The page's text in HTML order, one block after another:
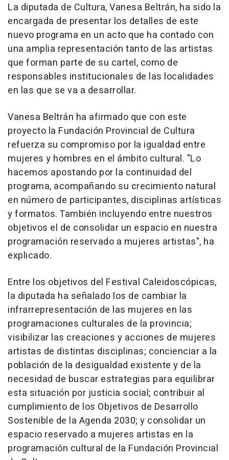
La diputada de Cultura, Vanesa Beltrán, ha sido la
encargada de presentar los detalles de este
nuevo programa en un acto que ha contado con
una amplia representación tanto de las artistas
que forman parte de su cartel, como de
responsables institucionales de las localidades
en las que se va a desarrollar.
Vanesa Beltrán ha afirmado que con este
proyecto la Fundación Provincial de Cultura
refuerza su compromiso por la igualdad entre
mujeres y hombres en el ámbito cultural. "Lo
hacemos apostando por la continuidad del
programa, acompañando su crecimiento natural
en número de participantes, disciplinas artísticas
y formatos. También incluyendo entre nuestros
objetivos el de consolidar un espacio en nuestra
programación reservado a mujeres artistas", ha
explicado.
Entre los objetivos del Festival Caleidoscópicas,
la diputada ha señalado los de cambiar la
infrarrepresentación de las mujeres en las
programaciones culturales de la provincia;
visibilizar las creaciones y acciones de mujeres
artistas de distintas disciplinas; concienciar a la
población de la desigualdad existente y de la
necesidad de buscar estrategias para equilibrar
esta situación por justicia social; contribuir al
cumplimiento de los Objetivos de Desarrollo
Sostenible de la Agenda 2030; y consolidar un
espacio reservado a mujeres artistas en la
programación cultural de la Fundación Provincial